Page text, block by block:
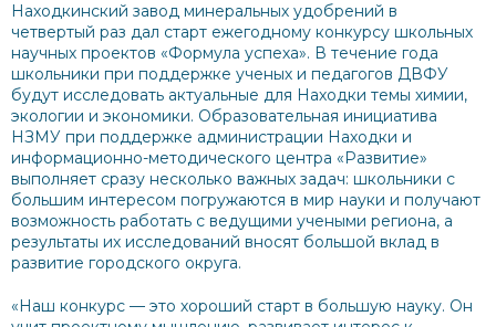
Находкинский завод минеральных удобрений в
четвертый раз дал старт ежегодному конкурсу школьных
научных проектов «Формула успеха». В течение года
школьники при поддержке ученых и педагогов ДВФУ
будут исследовать актуальные для Находки темы химии,
экологии и экономики. Образовательная инициатива
НЗМУ при поддержке администрации Находки и
информационно-методического центра «Развитие»
выполняет сразу несколько важных задач: школьники с
большим интересом погружаются в мир науки и получают
возможность работать с ведущими учеными региона, а
результаты их исследований вносят большой вклад в
развитие городского округа.
«Наш конкурс — это хороший старт в большую науку. Он